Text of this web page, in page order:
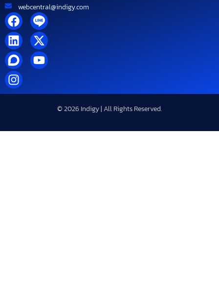
webcentral@indigy.com
© 2026 Indigy | All Rights Reserved.